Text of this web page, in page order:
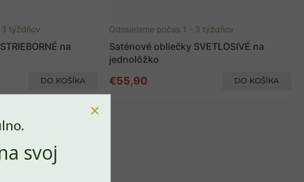
so
sa
na
3 týždňov
DO KOŠÍKA
Saténové obliečky SVETLOSIVÉ na
jednolôžko
Odosielame počas 1 - 3 týždňov
€55,90 DO KOŠÍKA
svoj